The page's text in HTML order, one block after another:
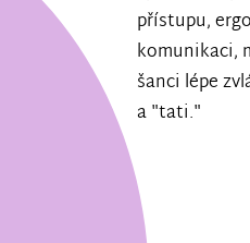
přístupu,
komunikaci,
šanci lépe
a "tati."